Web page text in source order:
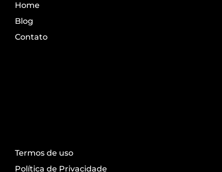
Home
Blog
Contato
Termos de uso
Política de Privacidade